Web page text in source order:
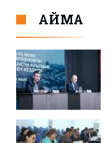
АЙМАҚ